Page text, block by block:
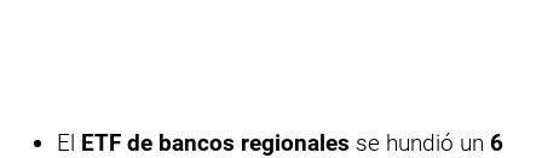
El ETF de bancos regionales se hundió un 6